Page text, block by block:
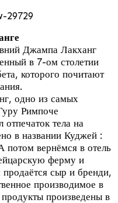
Джампа Лакханг
в 7-ом столетии
которого почитают
одно из самых
Римпоче
тела на
в названии Куджей :
вернёмся в отель
ферму и
сыр и бренди,
производимое в
произведены в